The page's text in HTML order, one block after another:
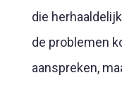
die
de problemen
aanspreken,